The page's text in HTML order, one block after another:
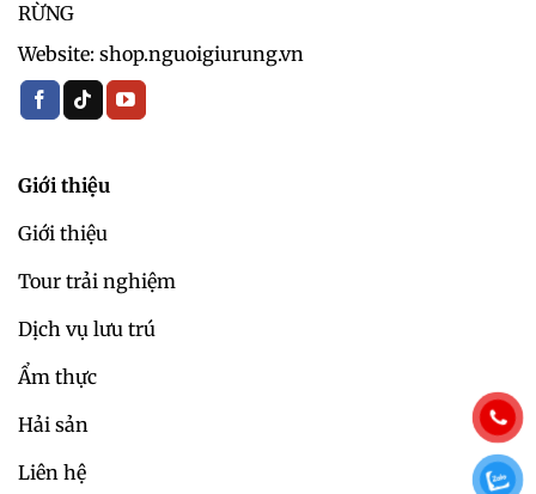
RỪNG
Website: shop.nguoigiurung.vn
Giới thiệu
Giới thiệu
Tour trải nghiệm
Dịch vụ lưu trú
Ẩm thực
Hải sản
Liên hệ